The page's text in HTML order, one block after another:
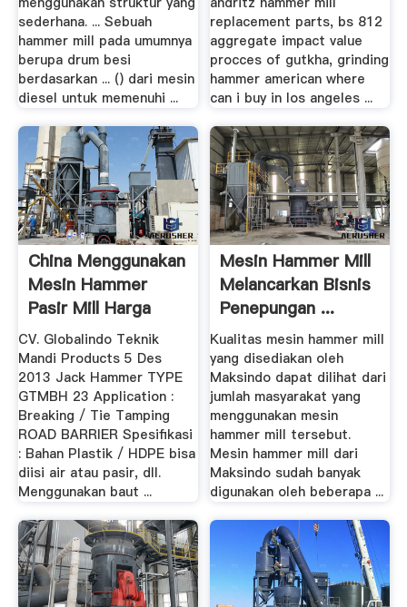
sederhana. ... Sebuah
hammer mill pada umumnya
berupa drum besi
berdasarkan ... () dari mesin
diesel untuk memenuhi ...
replacement parts, bs 812
aggregate impact value
procces of gutkha, grinding
hammer american where
can i buy in los angeles ...
China Menggunakan
Mesin Hammer
Pasir Mill Harga
CV. Globalindo Teknik
Mandi Products 5 Des
2013 Jack Hammer TYPE
GTMBH 23 Application :
Breaking / Tie Tamping
ROAD BARRIER Spesifikasi
: Bahan Plastik / HDPE bisa
diisi air atau pasir, dll.
Menggunakan baut ...
Mesin Hammer Mill
Melancarkan Bisnis
Penepungan ...
Kualitas mesin hammer mill
yang disediakan oleh
Maksindo dapat dilihat dari
jumlah masyarakat yang
menggunakan mesin
hammer mill tersebut.
Mesin hammer mill dari
Maksindo sudah banyak
digunakan oleh beberapa ...